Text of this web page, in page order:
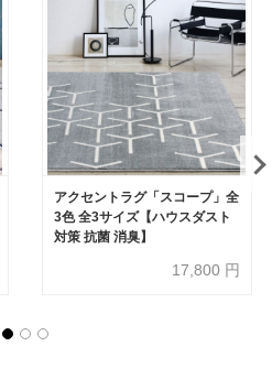
アクセントラグ「スコープ」全
3色 全3サイズ【ハウスダスト
対策 抗菌 消臭】
17,800 円